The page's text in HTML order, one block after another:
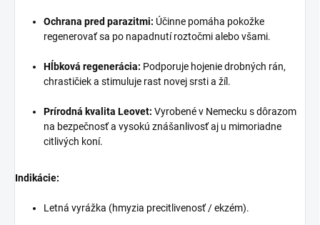
Ochrana pred parazitmi: Účinne pomáha pokožke
regenerovať sa po napadnutí roztočmi alebo všami.
Hĺbková regenerácia: Podporuje hojenie drobných rán,
chrastičiek a stimuluje rast novej srsti a žíl.
Prírodná kvalita Leovet: Vyrobené v Nemecku s dôrazom
na bezpečnosť a vysokú znášanlivosť aj u mimoriadne
citlivých koní.
Indikácie:
Letná vyrážka (hmyzia precitlivenosť / ekzém).